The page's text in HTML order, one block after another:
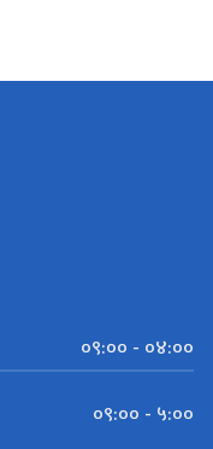
०९:०० - ०४:००
०९:०० - ५:००